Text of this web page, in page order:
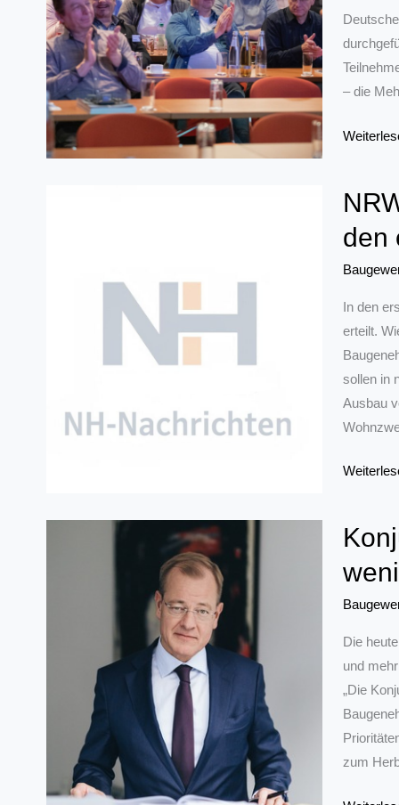
Asbest
– die
Die
24.
den
In den
erteilt.
sollen in
Ausbau
NRW:
für
in
den
ersten
neun
Monaten
2024
Die
und
„Die
zum